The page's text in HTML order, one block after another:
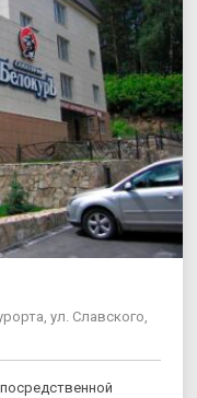
ул. Славского,